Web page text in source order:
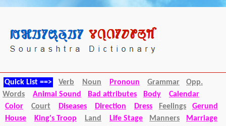
Quick List ==> Verb Noun Pronoun Grammar
Opp.
Words
Animal Sound Bad attributes Body
Calendar
Color
Court Diseases Direction Dress Feelings
Gerund
House
King's Troop Land Life Stage Manners
Marriage